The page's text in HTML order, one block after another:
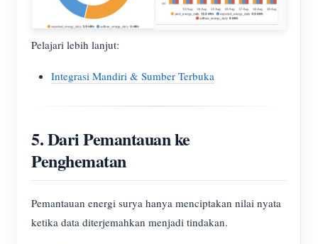
Pelajari lebih lanjut:
Integrasi Mandiri & Sumber Terbuka
5. Dari Pemantauan ke
Penghematan
Pemantauan energi surya hanya menciptakan nilai nyata
ketika data diterjemahkan menjadi tindakan.